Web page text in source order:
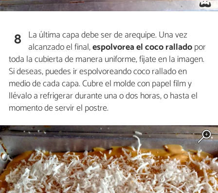
8 La última capa debe ser de arequipe. Una vez
alcanzado el final,espolvorea el coco ralladopor
toda la cubierta de manera uniforme, fíjate en la imagen.
Si deseas, puedes ir espolvoreando coco rallado en
medio de cada capa. Cubre el molde con papel film y
llévalo a refrigerar durante una o dos horas, o hasta el
momento de servir el postre.